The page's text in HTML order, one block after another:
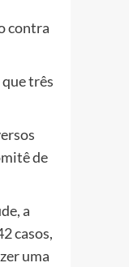
contra
três
de
a
casos,
uma